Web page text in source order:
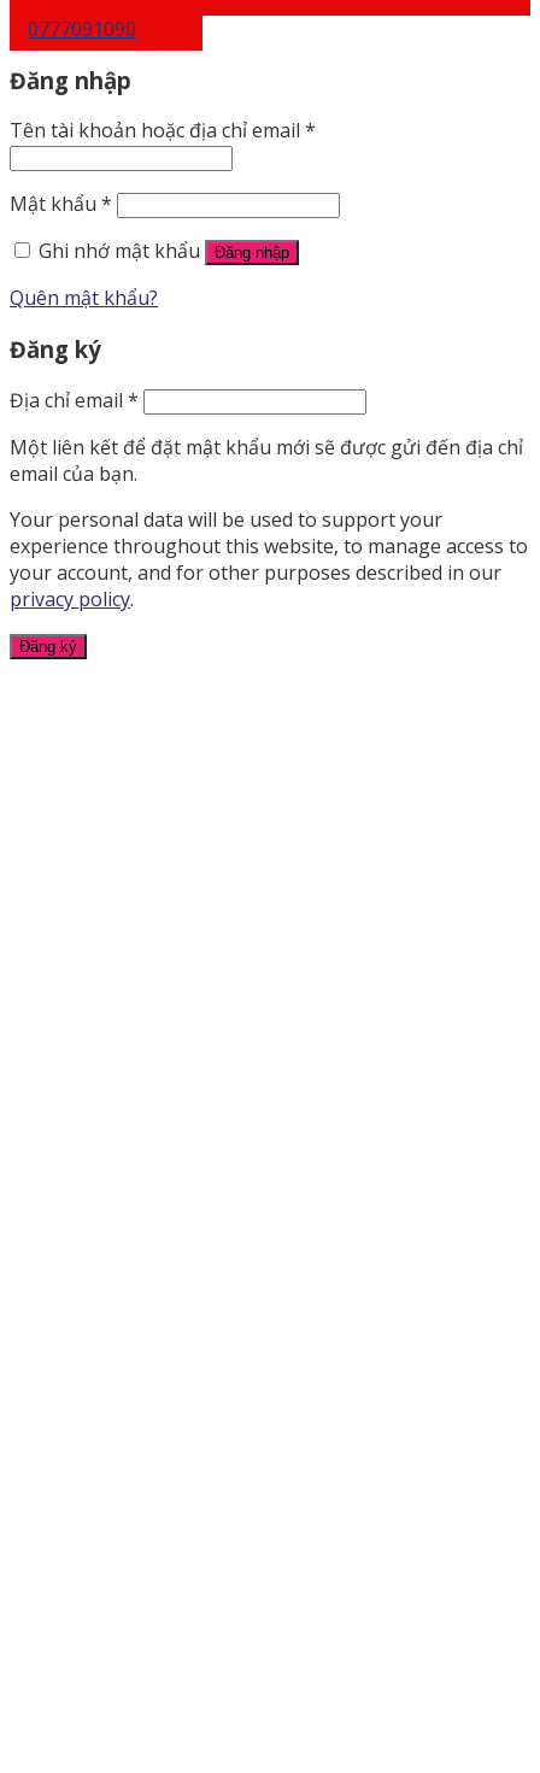
0777091090
Đăng nhập
Tên tài khoản hoặc địa chỉ email *
Mật khẩu *
Ghi nhớ mật khẩu
Đăng nhập
Quên mật khẩu?
Đăng ký
Địa chỉ email *
Một liên kết để đặt mật khẩu mới sẽ được gửi đến địa chỉ
email của bạn.
Your personal data will be used to support your
experience throughout this website, to manage access to
your account, and for other purposes described in our
privacy policy.
Đăng ký